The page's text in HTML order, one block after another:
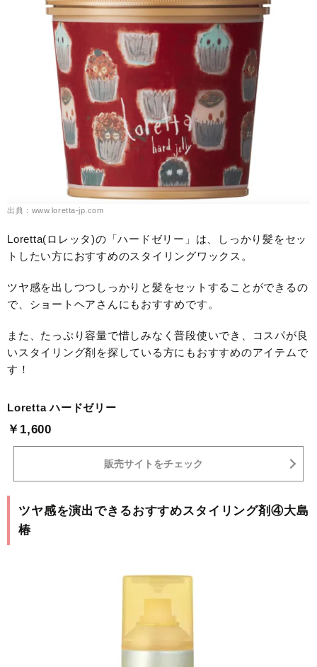
出典：www.loretta-jp.com
Loretta(ロレッタ)の「ハードゼリー」は、しっかり髪をセッ
トしたい方におすすめのスタイリングワックス。
ツヤ感を出しつつしっかりと髪をセットすることができるの
で、ショートヘアさんにもおすすめです。
また、たっぷり容量で惜しみなく普段使いでき、コスパが良
いスタイリング剤を探している方にもおすすめのアイテムで
す！
Loretta ハードゼリー
￥1,600
販売サイトをチェック
ツヤ感を演出できるおすすめスタイリング剤④大島
椿